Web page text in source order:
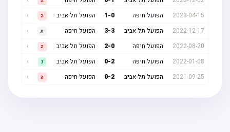
2023-04-15
הפועל חיפה 1- הפועל תל אביב
2022-12-17
הפועל תל אביב 3- הפועל חיפה
2022-08-20
הפועל חיפה 2- הפועל תל אביב
2022-01-08
הפועל חיפה 0- הפועל תל אביב
2021-09-25
הפועל תל אביב 0- הפועל חיפה